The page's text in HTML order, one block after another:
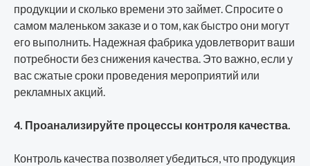
продукции и сколько времени это займет. Спросите о
самом маленьком заказе и о том, как быстро они могут
его выполнить. Надежная фабрика удовлетворит ваши
потребности без снижения качества. Это важно, если у
вас сжатые сроки проведения мероприятий или
рекламных акций.
4. Проанализируйте процессы контроля качества.
Контроль качества позволяет убедиться, что продукция